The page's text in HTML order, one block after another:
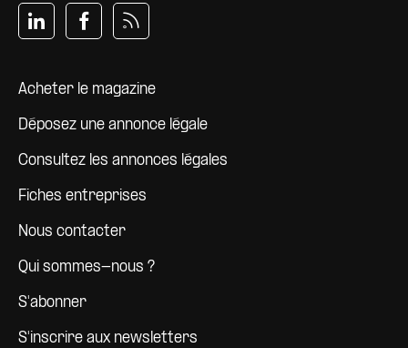
Pied de page
Acheter le magazine
Déposez une annonce légale
Consultez les annonces légales
Fiches entreprises
Nous contacter
Qui sommes-nous ?
S'abonner
S'inscrire aux newsletters